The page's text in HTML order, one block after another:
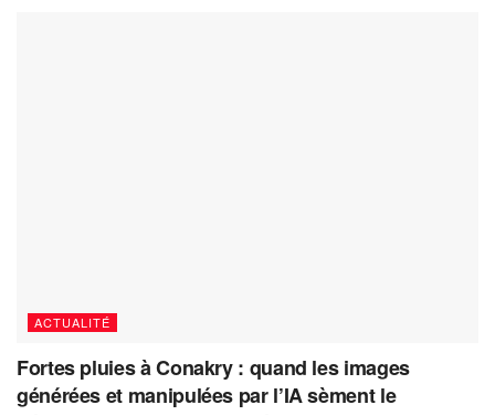
ACTUALITÉ
Fortes pluies à Conakry : quand les images
générées et manipulées par l’IA sèment le